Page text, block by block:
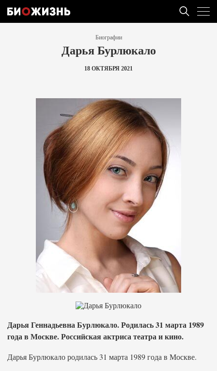
Биографии
Дарья Бурлюкало
18 ОКТЯБРЯ 2021
Дарья Геннадьевна Бурлюкало. Родилась 31 марта 1989
года в Москве. Российская актриса театра и кино.
Дарья Бурлюкало родилась 31 марта 1989 года в Москве.